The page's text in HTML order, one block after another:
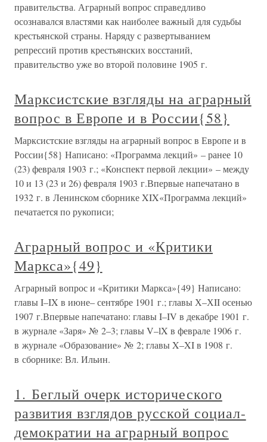
правительства. Аграрный вопрос справедливо
осознавался властями как наиболее важный для судьбы
крестьянской страны. Наряду с развертыванием
репрессий против крестьянских восстаний,
правительство уже во второй половине 1905 г.
Марксистские взгляды на аграрный
вопрос в Европе и в России{58}
Марксистские взгляды на аграрный вопрос в Европе и в
России{58} Написано: «Программа лекций» – ранее 10
(23) февраля 1903 г.; «Конспект первой лекции» – между
10 и 13 (23 и 26) февраля 1903 г.Впервые напечатано в
1932 г. в Ленинском сборнике XIX«Программа лекций»
печатается по рукописи;
Аграрный вопрос и «Критики
Маркса»{49}
Аграрный вопрос и «Критики Маркса»{49} Написано:
главы I–IX в июне– сентябре 1901 г.; главы Х–ХII осенью
1907 г.Впервые напечатано: главы I–IV в декабре 1901 г.
в журнале «Заря» № 2–3; главы V–lX в феврале 1906 г.
в журнале «Образование» № 2; главы X–XI в 1908 г.
в сборнике: Вл. Ильин.
1. Беглый очерк исторического
развития взглядов русской социал-
демократии на аграрный вопрос